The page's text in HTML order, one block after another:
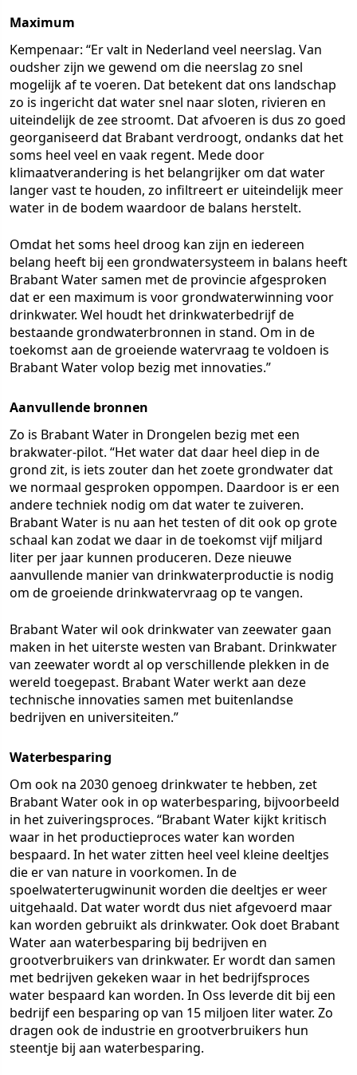
Maximum
Kempenaar: “Er valt in Nederland veel neerslag. Van
oudsher zijn we gewend om die neerslag zo snel
mogelijk af te voeren. Dat betekent dat ons landschap
zo is ingericht dat water snel naar sloten, rivieren en
uiteindelijk de zee stroomt. Dat afvoeren is dus zo goed
georganiseerd dat Brabant verdroogt, ondanks dat het
soms heel veel en vaak regent. Mede door
klimaatverandering is het belangrijker om dat water
langer vast te houden, zo infiltreert er uiteindelijk meer
water in de bodem waardoor de balans herstelt.
Omdat het soms heel droog kan zijn en iedereen
belang heeft bij een grondwatersysteem in balans heeft
Brabant Water samen met de provincie afgesproken
dat er een maximum is voor grondwaterwinning voor
drinkwater. Wel houdt het drinkwaterbedrijf de
bestaande grondwaterbronnen in stand. Om in de
toekomst aan de groeiende watervraag te voldoen is
Brabant Water volop bezig met innovaties.”
Aanvullende bronnen
Zo is Brabant Water in Drongelen bezig met een
brakwater-pilot. “Het water dat daar heel diep in de
grond zit, is iets zouter dan het zoete grondwater dat
we normaal gesproken oppompen. Daardoor is er een
andere techniek nodig om dat water te zuiveren.
Brabant Water is nu aan het testen of dit ook op grote
schaal kan zodat we daar in de toekomst vijf miljard
liter per jaar kunnen produceren. Deze nieuwe
aanvullende manier van drinkwaterproductie is nodig
om de groeiende drinkwatervraag op te vangen.
Brabant Water wil ook drinkwater van zeewater gaan
maken in het uiterste westen van Brabant. Drinkwater
van zeewater wordt al op verschillende plekken in de
wereld toegepast. Brabant Water werkt aan deze
technische innovaties samen met buitenlandse
bedrijven en universiteiten.”
Waterbesparing
Om ook na 2030 genoeg drinkwater te hebben, zet
Brabant Water ook in op waterbesparing, bijvoorbeeld
in het zuiveringsproces. “Brabant Water kijkt kritisch
waar in het productieproces water kan worden
bespaard. In het water zitten heel veel kleine deeltjes
die er van nature in voorkomen. In de
spoelwaterterugwinunit worden die deeltjes er weer
uitgehaald. Dat water wordt dus niet afgevoerd maar
kan worden gebruikt als drinkwater. Ook doet Brabant
Water aan waterbesparing bij bedrijven en
grootverbruikers van drinkwater. Er wordt dan samen
met bedrijven gekeken waar in het bedrijfsproces
water bespaard kan worden. In Oss leverde dit bij een
bedrijf een besparing op van 15 miljoen liter water. Zo
dragen ook de industrie en grootverbruikers hun
steentje bij aan waterbesparing.